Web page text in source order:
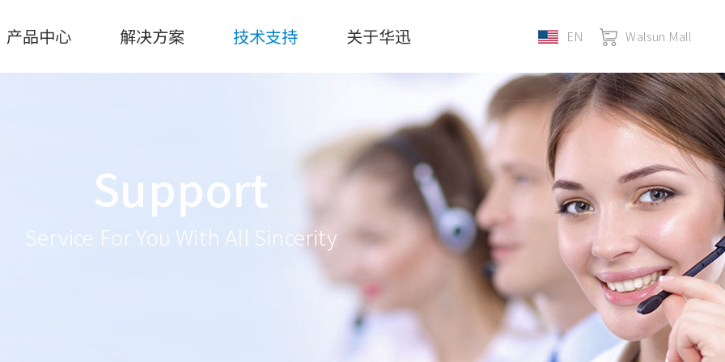
产品中心 解决方案 技术支持 关于华迅 EN Walsun Mall
Support
Service For You With All Sincerity